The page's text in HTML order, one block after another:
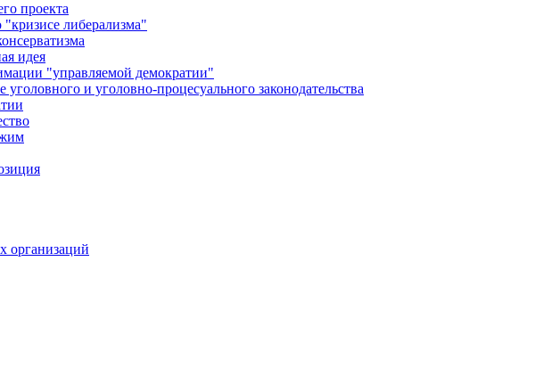
проекта
"кризисе либерализма"
идея
"управляемой демократии"
уголовного и уголовно-процесуального законодательства
организаций